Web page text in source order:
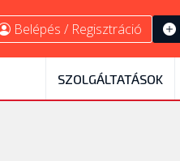
Belépés / Regisztráció
SZOLGÁLTATÁSOK